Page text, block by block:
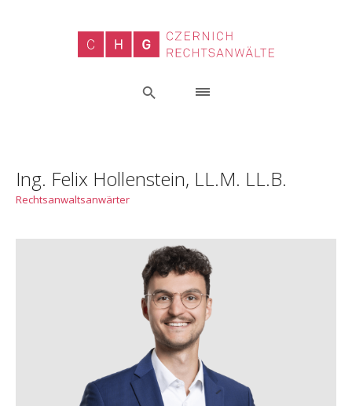
Ing. Felix Hollenstein, LL.M. LL.B.
Rechtsanwaltsanwärter